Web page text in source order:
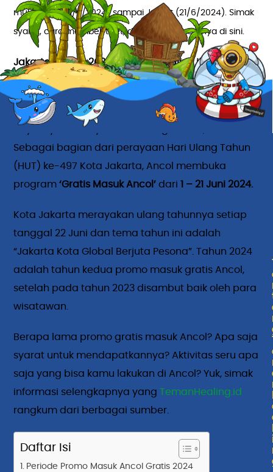
mulai Sabtu (1/6/2024) sampai Jumat (21/6/2024). Simak
syarat, cara membeli tiket, dan aktivitas serunya di sini.
Jakarta, 01 Juni 2024 – TemanHealing.id
Hello, Bestie Healing! Siapa di antara kamu yang
mau masuk ke Ancol gratis di bulan Juni ini?
Kayaknya susah ya nolak tiket gratis ini, hehe.
Sebagai bagian dari perayaan Hari Ulang Tahun
(HUT) ke-497 Kota Jakarta, Ancol membuka
program‘Gratis Masuk Ancol’ dari1 – 21 Juni 2024.
Kota Jakarta merayakan ulang tahunnya setiap
tanggal 22 Juni dan tema tahun ini adalah
“Jakarta Kota Global Berjuta Pesona”. Tahun 2024
adalah tahun kedua promo masuk gratis Ancol,
setelah pada tahun 2023 disambut baik oleh para
wisatawan.
Berapa lama promo gratis masuk Ancol? Apa saja
syarat untuk mendapatkannya? Aktivitas seru apa
saja yang bisa kamu lakukan di Ancol? Yuk, simak
informasi selengkapnya yangTemanHealing.id
rangkum dari berbagai sumber.
Daftar Isi
Periode Promo Masuk Ancol Gratis 2024